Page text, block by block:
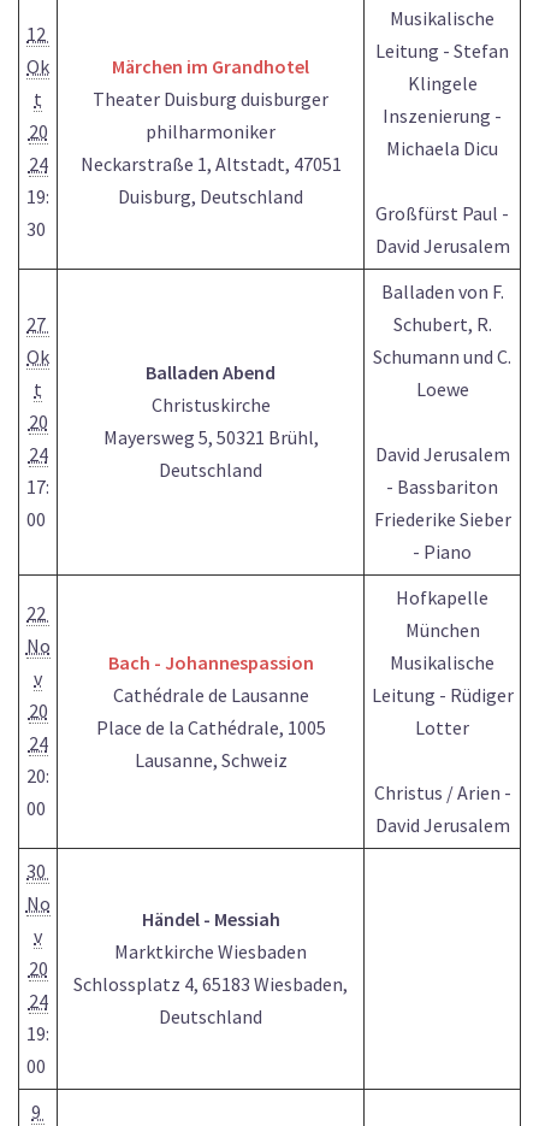
12
Ok
t
20
24
19:
30
Märchen im Grandhotel
Theater Duisburg duisburger
philharmoniker
Neckarstraße 1, Altstadt, 47051
Duisburg, Deutschland
Musikalische
Leitung - Stefan
Klingele
Inszenierung -
Michaela Dicu
Großfürst Paul -
David Jerusalem
27
Ok
t
20
24
17:
00
Balladen Abend
Christuskirche
Mayersweg 5, 50321 Brühl,
Deutschland
Balladen von F.
Schubert, R.
Schumann und C.
Loewe
David Jerusalem
- Bassbariton
Friederike Sieber
- Piano
22
No
v
20
24
20:
00
Bach - Johannespassion
Cathédrale de Lausanne
Place de la Cathédrale, 1005
Lausanne, Schweiz
Hofkapelle
München
Musikalische
Leitung - Rüdiger
Lotter
Christus / Arien -
David Jerusalem
30
No
v
20
24
19:
00
Händel - Messiah
Marktkirche Wiesbaden
Schlossplatz 4, 65183 Wiesbaden,
Deutschland
9